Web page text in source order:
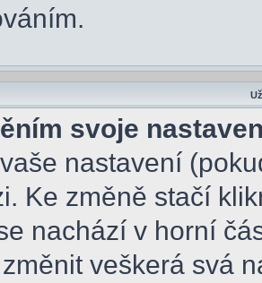
svoje
nastavení
Ke změně stačí
nachází v horní
veškerá svá